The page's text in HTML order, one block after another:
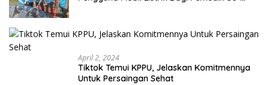
April 2, 2024
Tiktok Temui KPPU, Jelaskan Komitmennya
Untuk Persaingan Sehat